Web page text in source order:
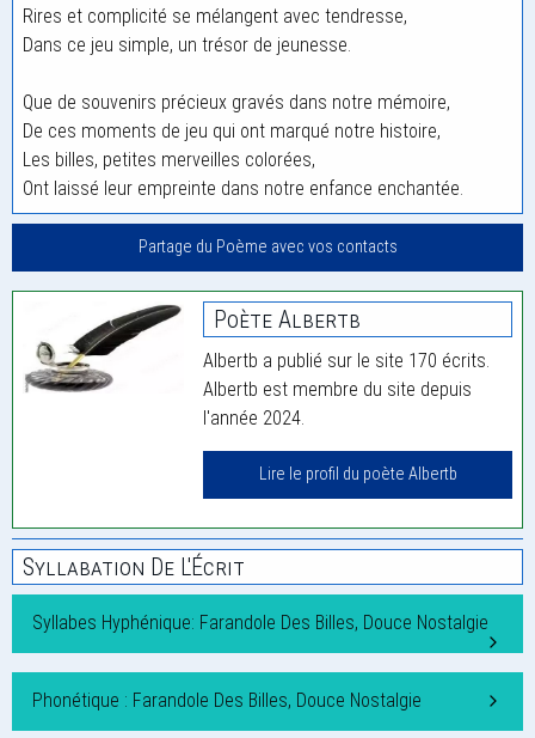
Rires et complicité se mélangent avec tendresse,
Dans ce jeu simple, un trésor de jeunesse.
Que de souvenirs précieux gravés dans notre mémoire,
De ces moments de jeu qui ont marqué notre histoire,
Les billes, petites merveilles colorées,
Ont laissé leur empreinte dans notre enfance enchantée.
Partage du Poème avec vos contacts
Poète Albertb
Albertb a publié sur le site 170 écrits.
Albertb est membre du site depuis
l'année 2024.
Lire le profil du poète Albertb
Syllabation De L'Écrit
Syllabes Hyphénique: Farandole Des Billes, Douce Nostalgie
Phonétique : Farandole Des Billes, Douce Nostalgie